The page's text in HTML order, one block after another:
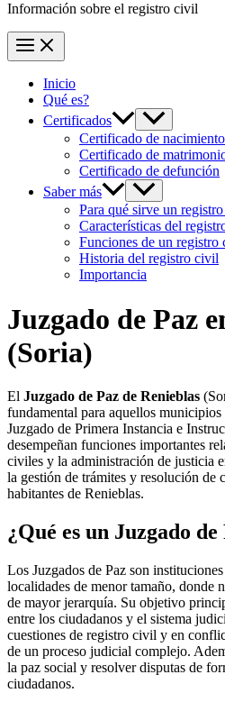
Información sobre el registro civil
Inicio
Qué es?
Certificados
Certificado de nacimiento
Certificado de
Certificado de defunción
Saber más
Para qué sirve un
Características del
Funciones de un registro
Historia del registro civil
Importancia
Juzgado de Paz
(Soria)
El Juzgado de Paz de Renieblas
fundamental para aquellos
Juzgado de Primera Instancia e
desempeñan funciones importantes
civiles y la administración de justicia
la gestión de trámites y resolución de
habitantes de Renieblas.
¿Qué es un Juzgado de
Los Juzgados de Paz son
localidades de menor tamaño, donde
de mayor jerarquía. Su objetivo
entre los ciudadanos y el sistema
cuestiones de registro civil y en
de un proceso judicial complejo.
la paz social y resolver disputas de
ciudadanos.